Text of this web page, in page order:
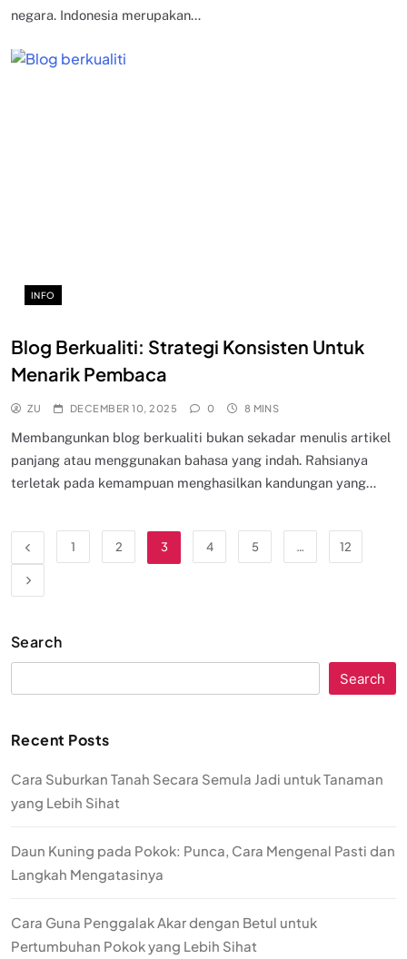
negara. Indonesia merupakan…
INFO
Blog Berkualiti: Strategi Konsisten Untuk
Menarik Pembaca
ZU DECEMBER 10, 2025 0 8 MINS
Membangunkan blog berkualiti bukan sekadar menulis artikel
panjang atau menggunakan bahasa yang indah. Rahsianya
terletak pada kemampuan menghasilkan kandungan yang…
1 2 3 4 5 … 12
Search
Search
Recent Posts
Cara Suburkan Tanah Secara Semula Jadi untuk Tanaman
yang Lebih Sihat
Daun Kuning pada Pokok: Punca, Cara Mengenal Pasti dan
Langkah Mengatasinya
Cara Guna Penggalak Akar dengan Betul untuk
Pertumbuhan Pokok yang Lebih Sihat